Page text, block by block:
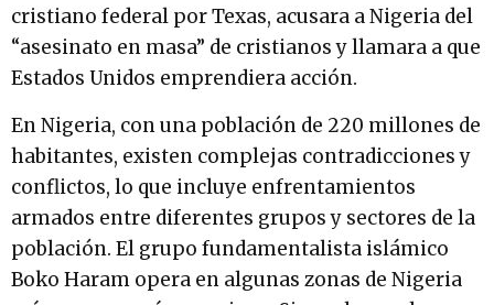
cristiano federal por Texas, acusara a Nigeria del
“asesinato en masa” de cristianos y llamara a que
Estados Unidos emprendiera acción.
En Nigeria, con una población de 220 millones de
habitantes, existen complejas contradicciones y
conflictos, lo que incluye enfrentamientos
armados entre diferentes grupos y sectores de la
población. El grupo fundamentalista islámico
Boko Haram opera en algunas zonas de Nigeria